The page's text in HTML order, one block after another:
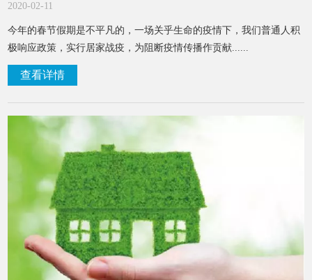
2020-02-11
今年的春节假期是不平凡的，一场关乎生命的疫情下，我们普通人积
极响应政策，实行居家战疫，为阻断疫情传播作贡献......
查看详情